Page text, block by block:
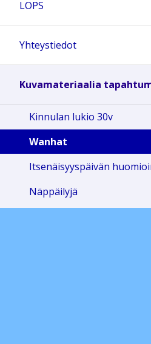
LOPS
Yhteystiedot
Kuvamateriaalia
Kinnulan lukio 30v
Wanhat
Itsenäisyyspäivän
Näppäilyjä